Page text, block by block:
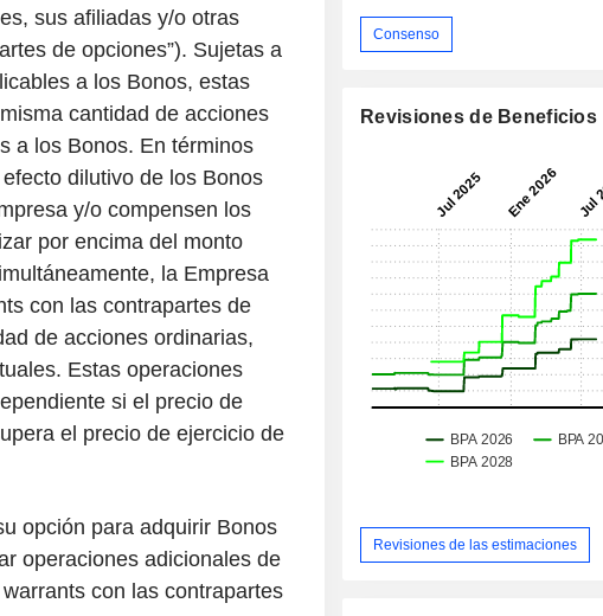
sus afiliadas y/o otras
de opciones”). Sujetas a
a los Bonos, estas
cantidad de acciones
a los Bonos. En términos
dilutivo de los Bonos
y/o compensen los
por encima del monto
la Empresa
con las contrapartes de
de acciones ordinarias,
Estas operaciones
si el precio de
el precio de ejercicio de
opción para adquirir Bonos
operaciones adicionales de
con las contrapartes
Consenso
Revisiones de Beneficios
Revisiones de las estimaciones